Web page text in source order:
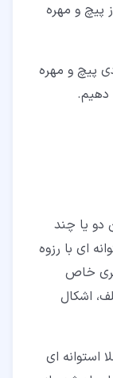
پیچ و مهره
پیچ و مهره
دهیم.
دو یا چند
ای با رزوه
خاص
اشکال
استوانه ای